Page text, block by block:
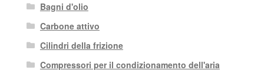
Bagni d'olio
Carbone attivo
Cilindri della frizione
Compressori per il condizionamento dell'aria